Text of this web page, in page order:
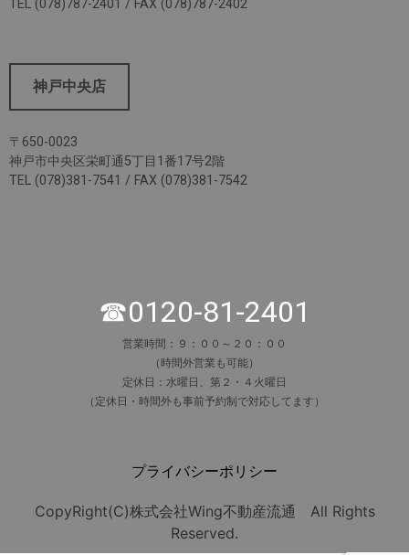
TEL (078)787-2401 / FAX (078)787-2402
神戸中央店
〒650-0023
神戸市中央区栄町通5丁目1番17号2階
TEL (078)381-7541 / FAX (078)381-7542
☎0120-81-2401
営業時間：９：００～２０：００
（時間外営業も可能）
定休日：水曜日、第２・４火曜日
（定休日・時間外も事前予約制で対応してます）
プライバシーポリシー
CopyRight(C)株式会社Wing不動産流通 All Rights
Reserved.